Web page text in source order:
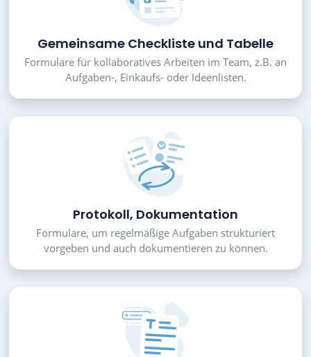
Gemeinsame Checkliste und Tabelle
Formulare für kollaboratives Arbeiten im Team, z.B. an
Aufgaben-, Einkaufs- oder Ideenlisten.
Protokoll, Dokumentation
Formulare, um regelmäßige Aufgaben strukturiert
vorgeben und auch dokumentieren zu können.